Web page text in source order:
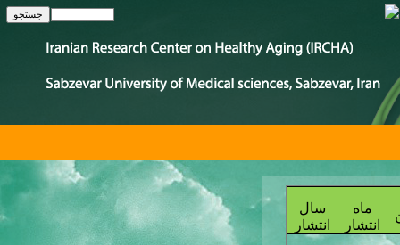
ماه
انتشار
سال
انتشار